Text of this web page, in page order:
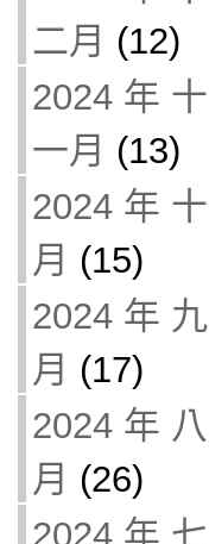
二月 (12)
2024 年 十
一月 (13)
2024 年 十
月 (15)
2024 年 九
月 (17)
2024 年 八
月 (26)
2024 年 七